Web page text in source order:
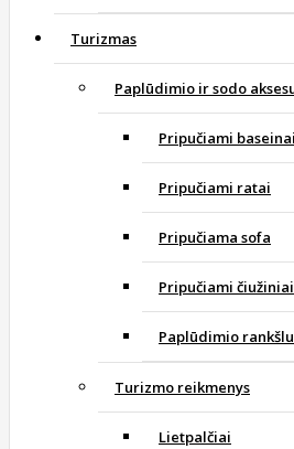
Turizmas
Paplūdimio ir sodo
Pripučiami baseinai
Pripučiami ratai
Pripučiama sofa
Pripučiami čiužiniai
Paplūdimio
Turizmo reikmenys
Lietpalčiai